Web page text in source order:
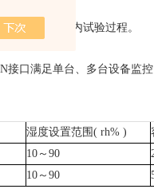
况及记录箱内试验过程。
接口满足单台、多台设备监
湿度设置范围( rh% )
10～90
10～90